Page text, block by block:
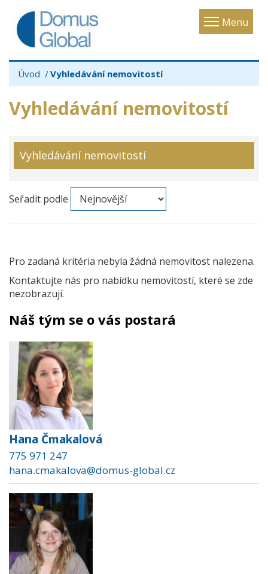
Menu
Toggle
Úvod Vyhledávání nemovitostí
Vyhledávání nemovitostí
Vyhledávání nemovitostí
Seřadit podle
Pro zadaná kritéria nebyla žádná nemovitost nalezena.
Kontaktujte nás pro nabídku nemovitostí, které se zde
nezobrazují.
Náš tým se o vás postará
Hana Čmakalová
775 971 247
hana.cmakalova@domus-global.cz